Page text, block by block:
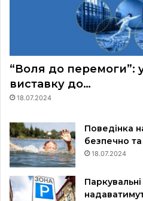
“Воля до перемоги”:
виставку до…
18.07.2024
Поведінка
безпечно
18.07.2024